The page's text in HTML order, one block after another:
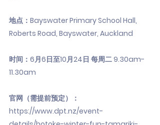
地点：Bayswater Primary School Hall,
Roberts Road, Bayswater, Auckland
时间：6月6日至10月24日 每周二 9.30am-
11.30am
官网（需提前预定）：
https://www.dpt.nz/event-